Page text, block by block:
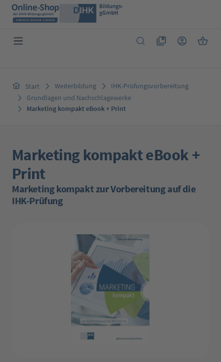
Zum Hauptinhalt springen
Du hast 0 Produkte
Start Weiterbildung
IHK-Prüfungsvorbereitung
Grundlagen und Nachschlagewerke
Marketing kompakt eBook + Print
Marketing kompakt eBook +
Print
Marketing kompakt zur Vorbereitung auf die
IHK-Prüfung